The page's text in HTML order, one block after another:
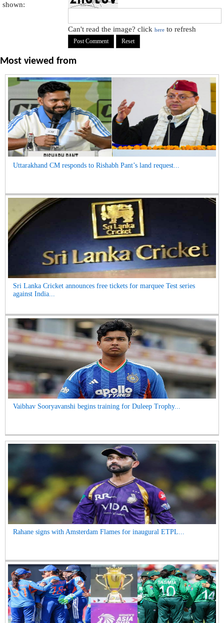
shown:
Can't read the image? clickhere to refresh
Most viewed from
Uttarakhand CM responds to Rishabh Pant’s land request...
Sri Lanka Cricket announces free tickets for marquee Test series
against India...
Vaibhav Sooryavanshi begins training for Duleep Trophy...
Rahane signs with Amsterdam Flames for inaugural ETPL...